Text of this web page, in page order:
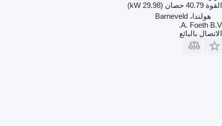
القوة 40.79 حصان (29.98 kW)
هولندا، Barneveld
A. Foeth B.V.
الاتصال بالبائع